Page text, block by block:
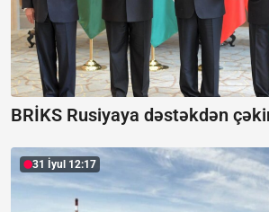
BRİKS Rusiyaya dəstəkdən
31 İyul 12:17